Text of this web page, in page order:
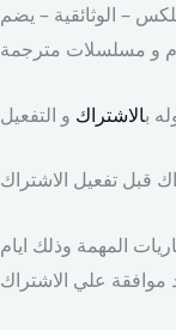
– الوثائقية – يضم
و مسلسلات مترجمة
بالاشتراك و التفعيل
المهمة وذلك ايام